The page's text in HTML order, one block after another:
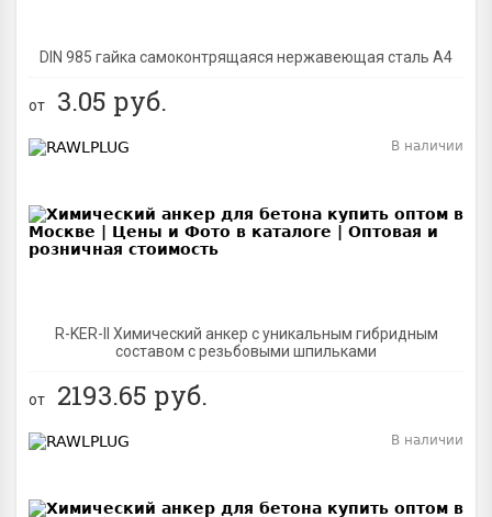
DIN 985 гайка самоконтрящаяся нержавеющая сталь A4
от 3.05 руб.
R-KER-II Химический анкер с уникальным гибридным
составом с резьбовыми шпильками
В наличии
от 2193.65 руб.
В наличии